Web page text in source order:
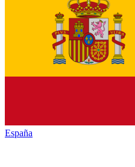
España